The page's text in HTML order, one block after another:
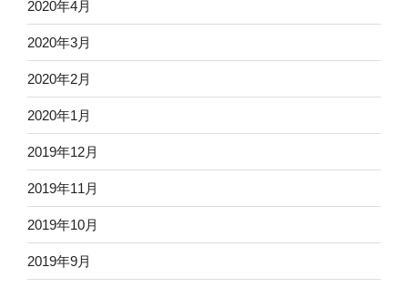
2020年4月
2020年3月
2020年2月
2020年1月
2019年12月
2019年11月
2019年10月
2019年9月